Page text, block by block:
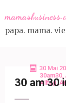
to
content
papa. mama.
30 Mai
30am30,
Alltag,
30 am 30